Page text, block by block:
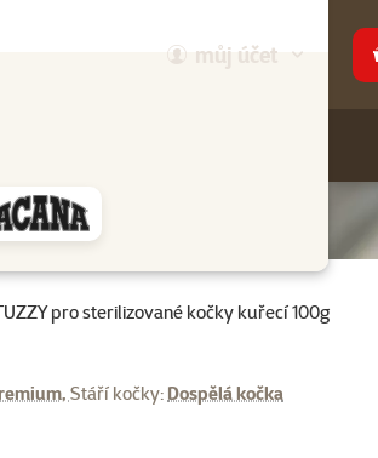
můj účet
pro sterilizované kočky kuřecí 100g
Stáří kočky: Dospělá kočka